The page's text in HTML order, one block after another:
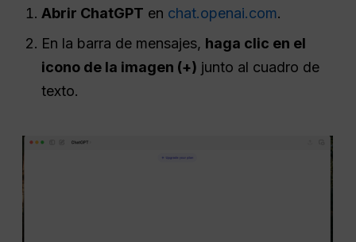
Abrir ChatGPT en chat.openai.com.
En la barra de mensajes, haga clic en el
icono de la imagen (+) junto al cuadro de
texto.